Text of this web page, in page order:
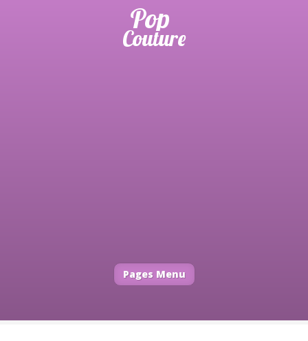
Pages Menu